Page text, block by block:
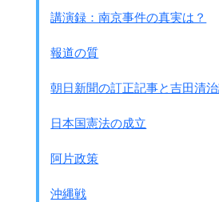
中国侵略の1937年10月、
そして11月、南京攻略戦で柳川兵団(
その後は当時中国内で信用のあった
つまり武力だけではなく貨幣戦争も
●法幣
中国銀行券、中央銀行券、交通銀
講演録：南京事件の真実は？
報道の質
朝日新聞の訂正記事と吉田清
日本国憲法の成立
阿片政策
沖縄戦